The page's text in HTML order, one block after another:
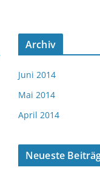
Archiv
Juni 2014
Mai 2014
April 2014
Neueste